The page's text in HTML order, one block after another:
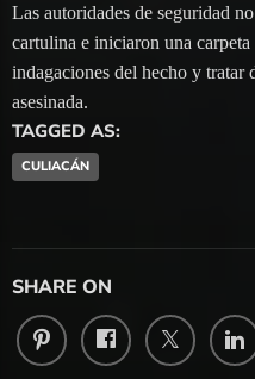
Las autoridades de seguridad
cartulina e iniciaron una
indagaciones del hecho y tratar
asesinada.
TAGGED AS:
CULIACÁN
SHARE ON